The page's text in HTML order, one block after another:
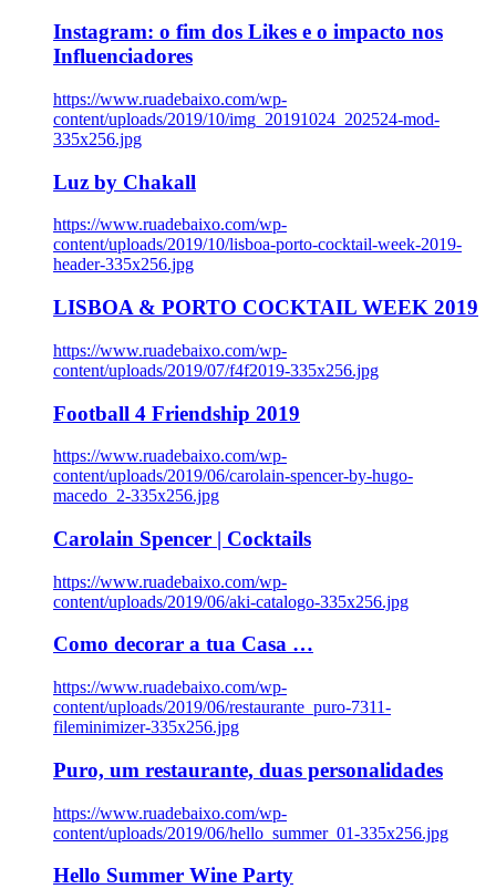
Instagram: o fim dos Likes e o impacto nos
Influenciadores
https://www.ruadebaixo.com/wp-
content/uploads/2019/10/img_20191024_202524-mod-
335x256.jpg
Luz by Chakall
https://www.ruadebaixo.com/wp-
content/uploads/2019/10/lisboa-porto-cocktail-week-2019-
header-335x256.jpg
LISBOA & PORTO COCKTAIL WEEK 2019
https://www.ruadebaixo.com/wp-
content/uploads/2019/07/f4f2019-335x256.jpg
Football 4 Friendship 2019
https://www.ruadebaixo.com/wp-
content/uploads/2019/06/carolain-spencer-by-hugo-
macedo_2-335x256.jpg
Carolain Spencer | Cocktails
https://www.ruadebaixo.com/wp-
content/uploads/2019/06/aki-catalogo-335x256.jpg
Como decorar a tua Casa …
https://www.ruadebaixo.com/wp-
content/uploads/2019/06/restaurante_puro-7311-
fileminimizer-335x256.jpg
Puro, um restaurante, duas personalidades
https://www.ruadebaixo.com/wp-
content/uploads/2019/06/hello_summer_01-335x256.jpg
Hello Summer Wine Party